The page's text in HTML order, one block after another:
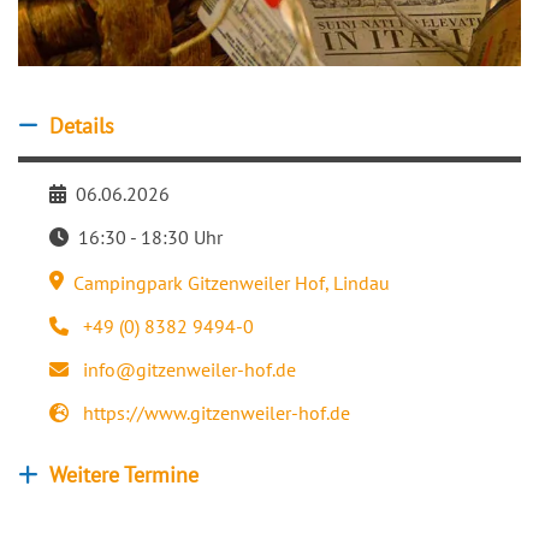
Details ausblenden
Details
Datum06.06.2026
Zeit 16:30 - 18:30 Uhr
Veranstaltungsort
Campingpark Gitzenweiler Hof, Lindau
Telefon+49 (0) 8382 9494-0
E-Mailinfo@gitzenweiler-hof.de
Webseitehttps://www.gitzenweiler-hof.de
Weitere Veranstaltungen anzeigen
Weitere Termine